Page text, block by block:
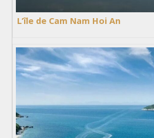
L’île de Cam Nam Hoi An